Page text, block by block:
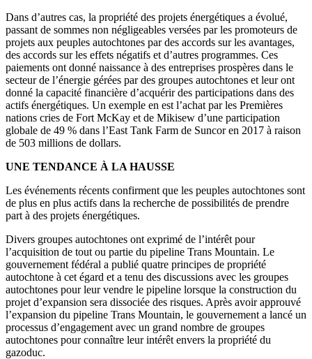
Dans d’autres cas, la propriété des projets énergétiques a évolué,
passant de sommes non négligeables versées par les promoteurs de
projets aux peuples autochtones par des accords sur les avantages,
des accords sur les effets négatifs et d’autres programmes. Ces
paiements ont donné naissance à des entreprises prospères dans le
secteur de l’énergie gérées par des groupes autochtones et leur ont
donné la capacité financière d’acquérir des participations dans des
actifs énergétiques. Un exemple en est l’achat par les Premières
nations cries de Fort McKay et de Mikisew d’une participation
globale de 49 % dans l’East Tank Farm de Suncor en 2017 à raison
de 503 millions de dollars.
UNE TENDANCE À LA HAUSSE
Les événements récents confirment que les peuples autochtones sont
de plus en plus actifs dans la recherche de possibilités de prendre
part à des projets énergétiques.
Divers groupes autochtones ont exprimé de l’intérêt pour
l’acquisition de tout ou partie du pipeline Trans Mountain. Le
gouvernement fédéral a publié quatre principes de propriété
autochtone à cet égard et a tenu des discussions avec les groupes
autochtones pour leur vendre le pipeline lorsque la construction du
projet d’expansion sera dissociée des risques. Après avoir approuvé
l’expansion du pipeline Trans Mountain, le gouvernement a lancé un
processus d’engagement avec un grand nombre de groupes
autochtones pour connaître leur intérêt envers la propriété du
gazoduc.